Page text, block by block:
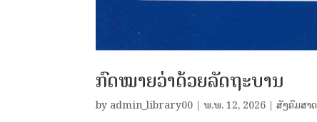
ກົດໝາຍວ່າດ້ວຍລັດຖະບານ
by admin_library00 |ພ.ພ. 12, 2026 |ສັງຄົມສາດ